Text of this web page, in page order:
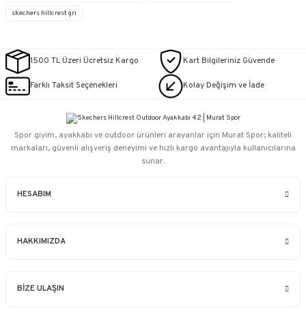
skechers hillcrest gri
1500 TL Üzeri Ücretsiz Kargo Kart Bilgileriniz Güvende
Farklı Taksit Seçenekleri Kolay Değişim ve İade
HESABIM
HAKKIMIZDA
BİZE ULAŞIN
Spor giyim, ayakkabı ve outdoor ürünleri arayanlar için Murat Spor; kaliteli
markaları, güvenli alışveriş deneyimi ve hızlı kargo avantajıyla kullanıcılarına
sunar.